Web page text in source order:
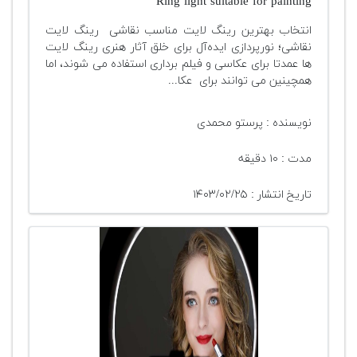
انتخاب بهترین رینگ لایت مناسب نقاشی رینگ لایت
نقاشی؛ نورپردازی ایده‌آل برای خلق آثار هنری رینگ لایت
ها عمدتا برای عکاسی و فیلم برداری استفاده می شوند، اما
همچینین می توانند برای عکا...
نویسنده : پرستو محمدی
مدت : ۱۰ دقیقه
تاریخ انتشار : ۱۴۰۳/۰۲/۲۵